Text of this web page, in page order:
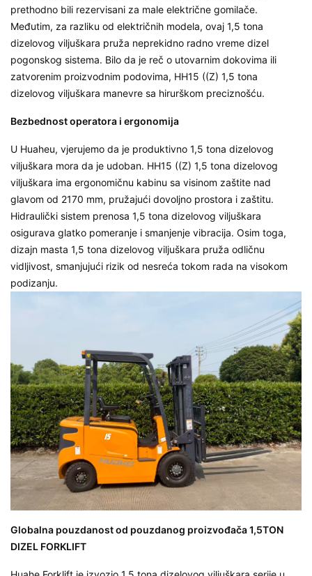
prethodno bili rezervisani za male električne gomilače.
Međutim, za razliku od električnih modela, ovaj 1,5 tona
dizelovog viljuškara pruža neprekidno radno vreme dizel
pogonskog sistema. Bilo da je reč o utovarnim dokovima ili
zatvorenim proizvodnim podovima, HH15 ((Z) 1,5 tona
dizelovog viljuškara manevre sa hirurškom preciznošću.
Bezbednost operatora i ergonomija
U Huaheu, vjerujemo da je produktivno 1,5 tona dizelovog
viljuškara mora da je udoban. HH15 ((Z) 1,5 tona dizelovog
viljuškara ima ergonomičnu kabinu sa visinom zaštite nad
glavom od 2170 mm, pružajući dovoljno prostora i zaštitu.
Hidraulički sistem prenosa 1,5 tona dizelovog viljuškara
osigurava glatko pomeranje i smanjenje vibracija. Osim toga,
dizajn masta 1,5 tona dizelovog viljuškara pruža odličnu
vidljivost, smanjujući rizik od nesreća tokom rada na visokom
podizanju.
Globalna pouzdanost od pouzdanog proizvođača 1,5TON
DIZEL FORKLIFT